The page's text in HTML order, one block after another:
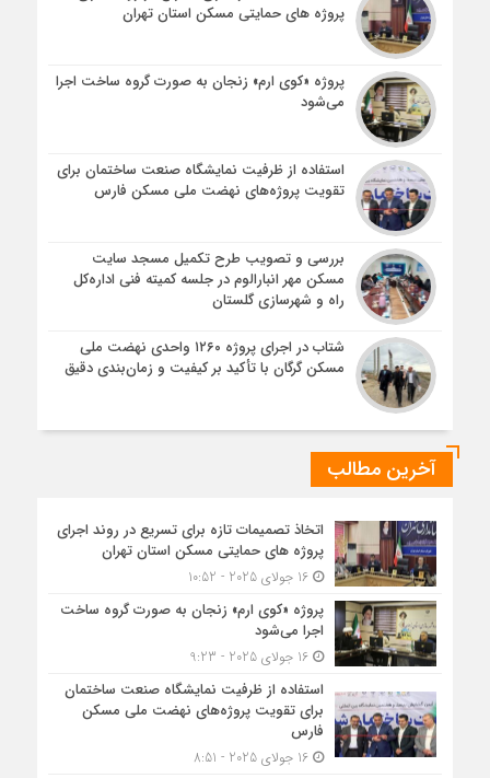
پروژه های حمایتی مسکن استان تهران
پروژه «کوی ارم» زنجان به صورت گروه ساخت اجرا
می‌شود
استفاده از ظرفیت نمایشگاه صنعت ساختمان برای
تقویت پروژه‌های نهضت ملی مسکن فارس
بررسی و تصویب طرح تکمیل مسجد سایت
مسکن مهر انبارالوم در جلسه کمیته فنی اداره‌کل
راه و شهرسازی گلستان
شتاب در اجرای پروژه ۱۲۶۰ واحدی نهضت ملی
مسکن گرگان با تأکید بر کیفیت و زمان‌بندی دقیق
آخرین مطالب
اتخاذ تصمیمات تازه برای تسریع در روند اجرای
پروژه های حمایتی مسکن استان تهران
16 جولای 2025 - 10:52
پروژه «کوی ارم» زنجان به صورت گروه ساخت
اجرا می‌شود
16 جولای 2025 - 9:23
استفاده از ظرفیت نمایشگاه صنعت ساختمان
برای تقویت پروژه‌های نهضت ملی مسکن
فارس
16 جولای 2025 - 8:51